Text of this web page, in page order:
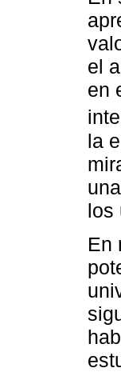
el
en
la
los
En